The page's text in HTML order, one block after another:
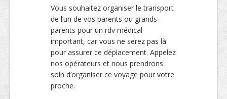
Vous souhaitez organiser le transport
de l’un de vos parents ou grands-
parents pour un rdv médical
important, car vous ne serez pas là
pour assurer ce déplacement. Appelez
nos opérateurs et nous prendrons
soin d’organiser ce voyage pour votre
proche.